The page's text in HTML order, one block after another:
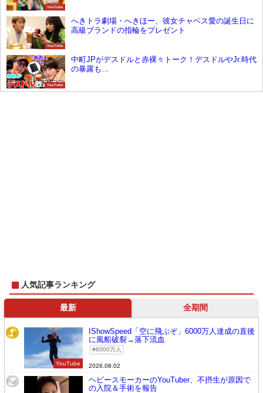
YouTube
YouTube
へきトラ劇場・へきほー、彼女チャベス愛の誕生日に
高級ブランドの指輪をプレゼント
YouTube
中町JPがデスドルと赤裸々トーク！デスドルやJr.時代
の暴露も…
人気記事ランキング
最新 全期間
1
YouTube
IShowSpeed「空に飛ぶぞ」6000万人達成の直後
に風船破裂→落下流血
6000万人
2026.08.02
2
ヘビースモーカーのYouTuber、不摂生が原因で
の入院＆手術を報告